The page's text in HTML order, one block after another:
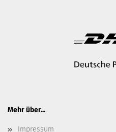
Mehr über...
Impressum